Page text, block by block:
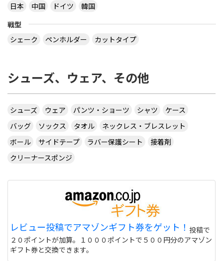
日本
中国 ドイツ
韓国
戦型
シェーク
ペンホルダー カットタイプ
シューズ、ウェア、その他
シューズ ウェア パンツ・ショーツ シャツ
ケース
バッグ
ソックス タオル
ネックレス・ブレスレット
ボール
サイドテープ ラバー保護シート
接着剤
クリーナースポンジ
レビュー投稿でアマゾンギフト券をゲット！ 投稿で
２０ポイントが加算。１０００ポイントで５００円分のアマゾン
ギフト券と交換できます。